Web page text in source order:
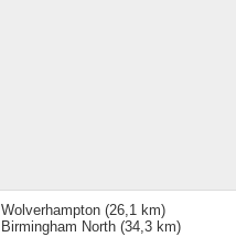
Wolverhampton (26,1 km)
Birmingham North (34,3 km)